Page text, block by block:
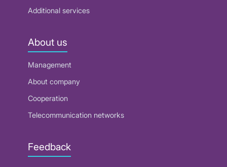
Additional services
About us
Management
About company
Cooperation
Telecommunication networks
Feedback